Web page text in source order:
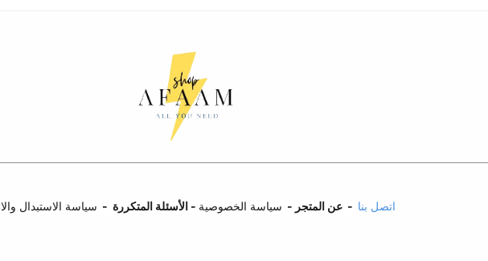
اتصل بنا - عن المتجر - سياسة الخصوصية - الأسئلة المتكررة - سياسة الاستبدال